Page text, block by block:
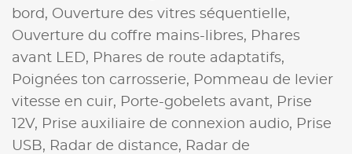
bord, Ouverture des vitres séquentielle,
Ouverture du coffre mains-libres, Phares
avant LED, Phares de route adaptatifs,
Poignées ton carrosserie, Pommeau de levier
vitesse en cuir, Porte-gobelets avant, Prise
12V, Prise auxiliaire de connexion audio, Prise
USB, Radar de distance, Radar de